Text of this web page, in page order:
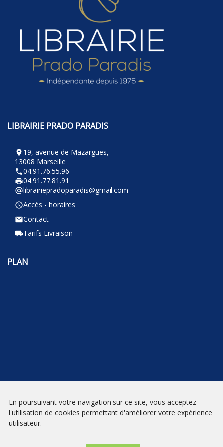
LIBRAIRIE PRADO PARADIS
room 19, avenue de Mazargues,
13008 Marseille
phone04.91.76.55.96
local_printshop04.91.77.81.91
alternate_emaillibrairiepradoparadis@gmail.com
query_builderAccès - horaires
emailContact
local_shippingTarifs Livraison
PLAN
NEWSLETTER
En poursuivant votre navigation sur ce site, vous acceptez
l'utilisation de cookies permettant d'améliorer votre expérience
utilisateur.